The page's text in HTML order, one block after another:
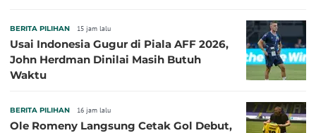
BERITA PILIHAN 15 jam lalu
Usai Indonesia Gugur di Piala AFF 2026,
John Herdman Dinilai Masih Butuh
Waktu
BERITA PILIHAN 16 jam lalu
Ole Romeny Langsung Cetak Gol Debut,